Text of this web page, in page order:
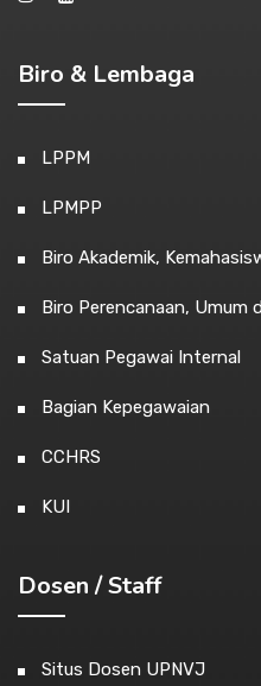
Biro & Lembaga
LPPM
LPMPP
Biro Akademik,
Biro Perencanaan, Umum
Satuan Pegawai Internal
Bagian Kepegawaian
CCHRS
KUI
Dosen / Staff
Situs Dosen UPNVJ